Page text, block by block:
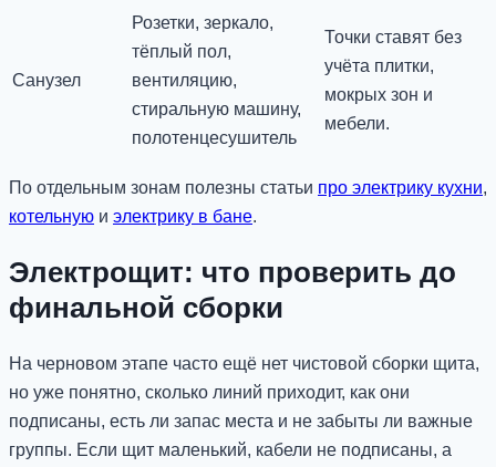
Санузел
Розетки, зеркало,
тёплый пол,
вентиляцию,
стиральную машину,
полотенцесушитель
Точки ставят без
учёта плитки,
мокрых зон и
мебели.
По отдельным зонам полезны статьи про электрику кухни,
котельную и электрику в бане.
Электрощит: что проверить до
финальной сборки
На черновом этапе часто ещё нет чистовой сборки щита,
но уже понятно, сколько линий приходит, как они
подписаны, есть ли запас места и не забыты ли важные
группы. Если щит маленький, кабели не подписаны, а